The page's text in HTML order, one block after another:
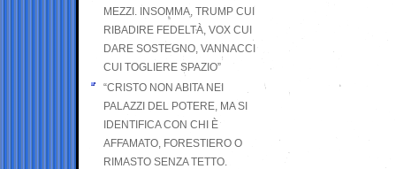
MEZZI. INSOMMA, TRUMP CUI
RIBADIRE FEDELTÀ, VOX CUI
DARE SOSTEGNO, VANNACCI
CUI TOGLIERE SPAZIO”
“CRISTO NON ABITA NEI
PALAZZI DEL POTERE, MA SI
IDENTIFICA CON CHI È
AFFAMATO, FORESTIERO O
RIMASTO SENZA TETTO.